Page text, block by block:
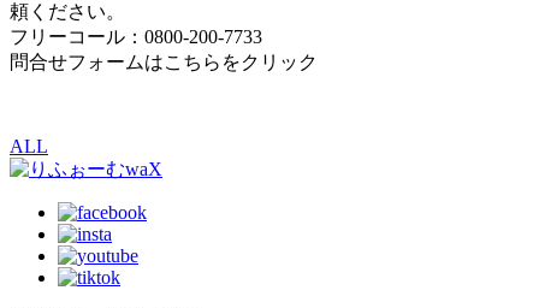
頼ください。
フリーコール：0800-200-7733
問合せフォームはこちらをクリック
ALL